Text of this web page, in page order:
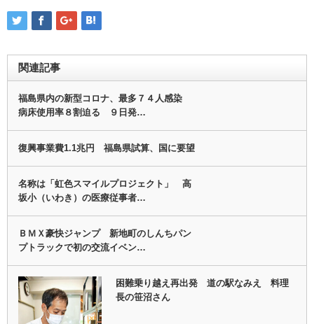
関連記事
福島県内の新型コロナ、最多７４人感染
病床使用率８割迫る ９日発…
復興事業費1.1兆円 福島県試算、国に要望
名称は「虹色スマイルプロジェクト」 高
坂小（いわき）の医療従事者…
ＢＭＸ豪快ジャンプ 新地町のしんちパン
プトラックで初の交流イベン…
困難乗り越え再出発 道の駅なみえ 料理
長の笹沼さん